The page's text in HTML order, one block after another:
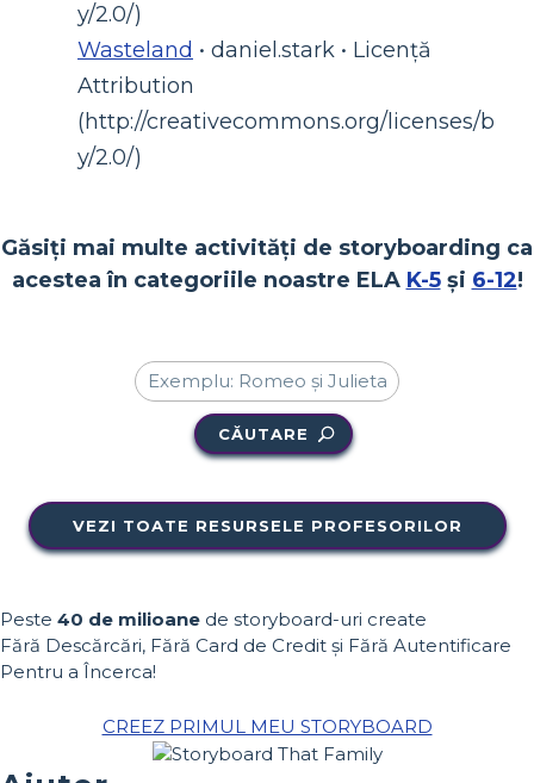
y/2.0/)
Wasteland • daniel.stark • Licență
Attribution
(http://creativecommons.org/licenses/b
y/2.0/)
Găsiți mai multe activități de storyboarding ca
acestea în categoriile noastre ELA K-5și 6-12!
CĂUTARE
VEZI TOATE RESURSELE PROFESORILOR
Peste 40 de milioane de storyboard-uri create
Fără Descărcări, Fără Card de Credit și Fără Autentificare
Pentru a Încerca!
CREEZ PRIMUL MEU STORYBOARD